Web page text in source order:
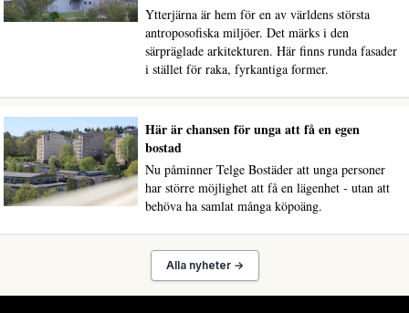
Ytterjärna är hem för en av världens största
antroposofiska miljöer. Det märks i den
särpräglade arkitekturen. Här finns runda fasader
i stället för raka, fyrkantiga former.
Här är chansen för unga att få en egen
bostad
Nu påminner Telge Bostäder att unga personer
har större möjlighet att få en lägenhet - utan att
behöva ha samlat många köpoäng.
Alla nyheter →